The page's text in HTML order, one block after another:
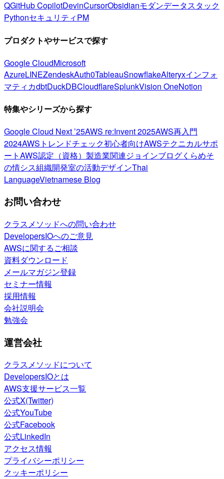
QGitHub CopilotDevinCursorObsidianモダンデータスタック
PythonセキュリティPM
プロダクトやサービスで探す
Google CloudMicrosoft
AzureLINEZendeskAuth0TableauSnowflakeAlteryxインフォ
マティカdbtDuckDBCloudflareSplunkVision OneNotion
特集やシリーズから探す
Google Cloud Next ’25AWS re:Invent 2025AWS再入門
2024AWSトレンドチェック初心者向けAWSテクニカルサポ
ートAWS認定（資格） 製造業関連ジョインブログくらめそ
の情シス組織開発室の活動デザインThai
LanguageVietnamese Blog
お問い合わせ
クラスメソッドへの問い合わせ
DevelopersIOへのご意見
AWSに関するご相談
資料ダウンロード
メールマガジン登録
セミナー情報
採用情報
会社説明会
勉強会
運営会社
クラスメソッドについて
DevelopersIOとは
AWS支援サービス一覧
公式X(Twitter)
公式YouTube
公式Facebook
公式LinkedIn
アクセス情報
プライバシーポリシー
クッキーポリシー